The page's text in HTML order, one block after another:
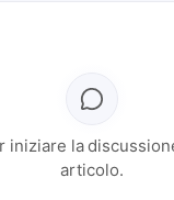
iniziare la
articolo.